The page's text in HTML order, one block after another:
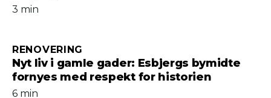
3 min
Nyt liv i gamle gader: Esbjergs bymidte
fornyes med respekt for historien
RENOVERING
6 min